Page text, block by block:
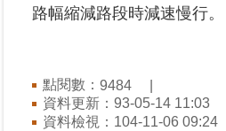
政路幅縮減路段時減速慢行。
點閱數： 9484
資料更新：93-05-14 11:03
資料檢視：104-11-06 09:24